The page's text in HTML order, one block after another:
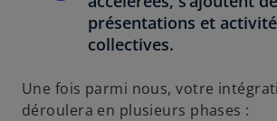
présentations et
collectives.
Une fois parmi nous, votre
déroulera en plusieurs phases :